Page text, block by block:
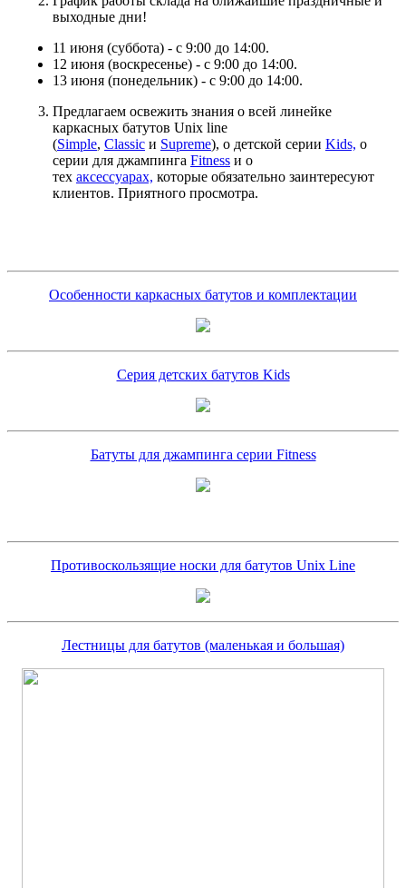
выходные дни!
11 июня (суббота) - с 9:00 до 14:00.
12 июня (воскресенье) - с 9:00 до 14:00.
13 июня (понедельник) - с 9:00 до 14:00.
Предлагаем освежить знания о всей линейке
каркасных батутов Unix line
(Simple, Classic и Supreme), о детской серии Kids, о
серии для джампинга Fitness и о
тех аксессуарах, которые обязательно заинтересуют
клиентов. Приятного просмотра.
Особенности каркасных батутов и комплектации
Серия детских батутов Kids
Батуты для джампинга серии Fitness
Противоскользящие носки для батутов Unix Line
Лестницы для батутов (маленькая и большая)